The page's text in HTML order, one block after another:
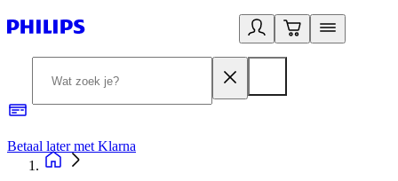
Betaal later met Klarna